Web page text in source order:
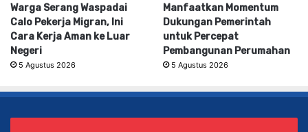
Warga Serang Waspadai
Calo Pekerja Migran, Ini
Cara Kerja Aman ke Luar
Negeri
5 Agustus 2026
Manfaatkan Momentum
Dukungan Pemerintah
untuk Percepat
Pembangunan Perumahan
5 Agustus 2026